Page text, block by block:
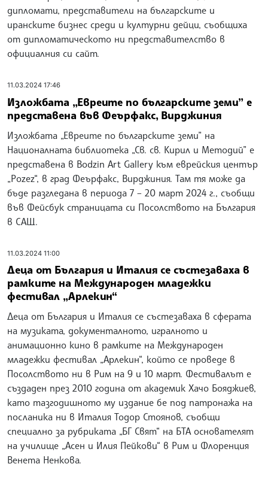
дипломати, представители на българските и
иранските бизнес среди и културни дейци, съобщиха
от дипломатическото ни представителство в
официалния си сайт.
11.03.2024 17:46
Изложбата „Евреите по българските земи” е
представена във Феърфакс, Вирджиния
Изложбата „Евреите по българските земи” на
Националната библиотека „Св. св. Кирил и Методий” е
представена в Bodzin Art Gallery към еврейския център
„Pozez“, в град Феърфакс, Вирджиния. Там тя може да
бъде разгледана в периода 7 – 20 март 2024 г., съобщи
във Фейсбук страницата си Посолството на България
в САЩ.
11.03.2024 11:00
Деца от България и Италия се състезаваха в
рамките на Международен младежки
фестивал „Арлекин“
Деца от България и Италия се състезаваха в сферата
на музиката, документалното, игралното и
анимационно кино в рамките на Международен
младежки фестивал „Арлекин“, който се проведе в
Посолството ни в Рим на 9 и 10 март. Фестивалът е
създаден през 2010 година от академик Хачо Бояджиев,
като тазгодишното му издание бе под патронажа на
посланика ни в Италия Тодор Стоянов, съобщи
специално за рубриката „БГ Свят“ на БТА основателят
на училище „Асен и Илия Пейкови“ в Рим и Флоренция
Венета Ненкова.